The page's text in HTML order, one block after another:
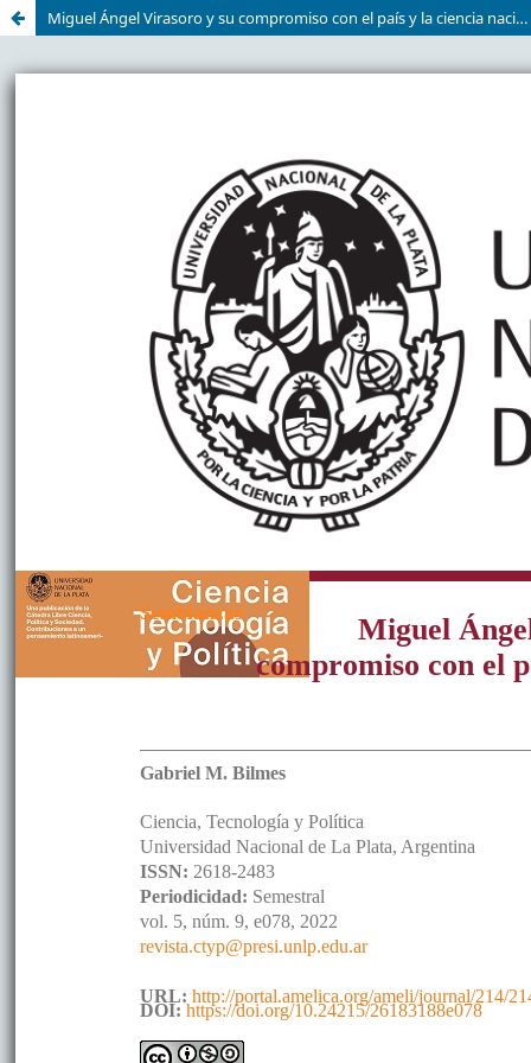
Miguel Ángel Virasoro y su compromiso con el país y la ciencia nacional